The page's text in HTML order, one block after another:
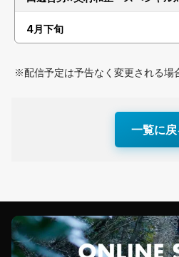
4月下旬
※配信予定は予告なく変更される場
一覧に戻